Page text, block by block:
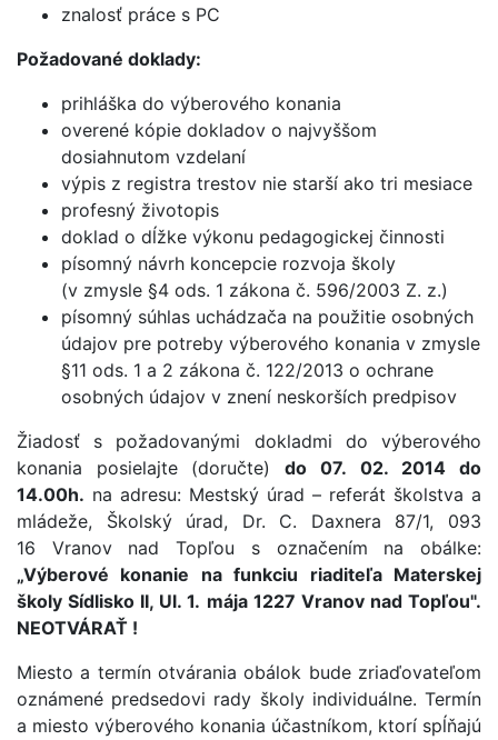
znalosť práce s PC
Požadované doklady:
prihláška do výberového konania
overené kópie dokladov o najvyššom
dosiahnutom vzdelaní
výpis z registra trestov nie starší ako tri mesiace
profesný životopis
doklad o dĺžke výkonu pedagogickej činnosti
písomný návrh koncepcie rozvoja školy
(v zmysle §4 ods. 1 zákona č. 596/2003 Z. z.)
písomný súhlas uchádzača na použitie osobných
údajov pre potreby výberového konania v zmysle
§11 ods. 1 a 2 zákona č. 122/2013 o ochrane
osobných údajov v znení neskorších predpisov
Žiadosť s požadovanými dokladmi do výberového
konania posielajte (doručte)do 07. 02. 2014 do
14.00h. na adresu: Mestský úrad – referát školstva a
mládeže, Školský úrad, Dr. C. Daxnera 87/1, 093
16 Vranov nad Topľou s označením na obálke:
„Výberové konanie na funkciu riaditeľa Materskej
školy Sídlisko II, Ul. 1. mája 1227 Vranov nad Topľou".
NEOTVÁRAŤ !
Miesto a termín otvárania obálok bude zriaďovateľom
oznámené predsedovi rady školy individuálne. Termín
a miesto výberového konania účastníkom, ktorí spĺňajú